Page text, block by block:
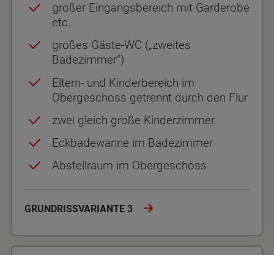
großer Eingangsbereich mit Garderobe
etc.
großes Gäste-WC („zweites
Badezimmer“)
Eltern- und Kinderbereich im
Obergeschoss getrennt durch den Flur
zwei gleich große Kinderzimmer
Eckbadewanne im Badezimmer
Abstellraum im Obergeschoss
GRUNDRISSVARIANTE 3